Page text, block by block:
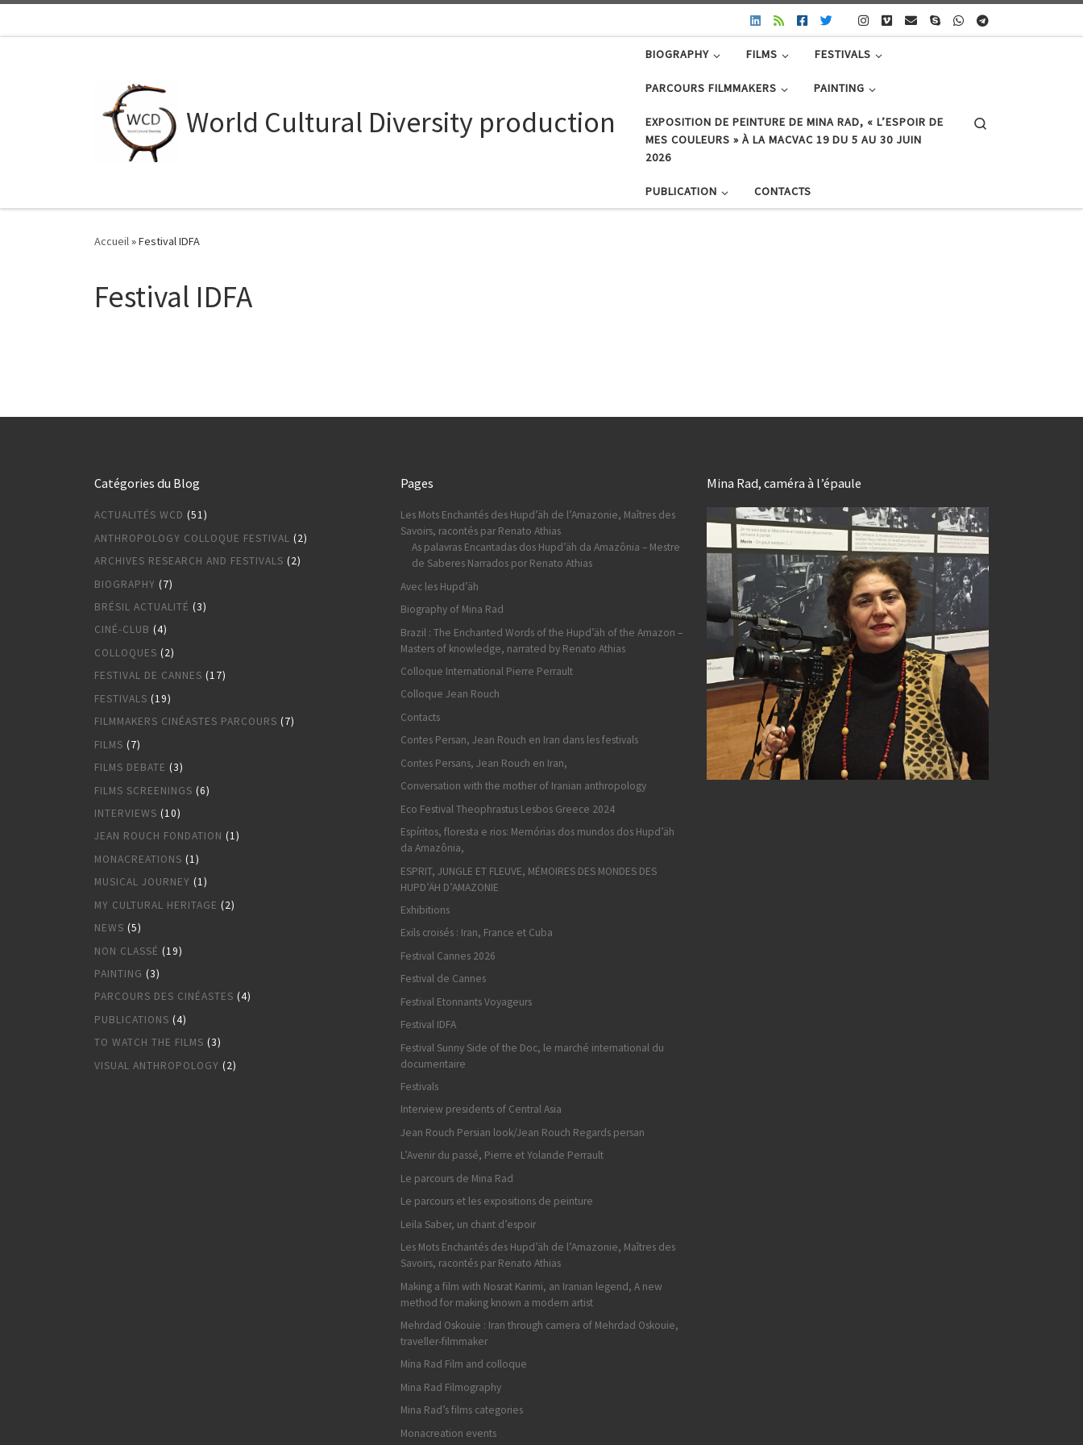
World Cultural Diversity production
BIOGRAPHY FILMS FESTIVALS
PARCOURS FILMMAKERS PAINTING
EXPOSITION DE PEINTURE DE MINA RAD, « L’ESPOIR DE
MES COULEURS » À LA MACVAC 19 DU 5 AU 30 JUIN
2026
PUBLICATION CONTACTS
Accueil »Festival IDFA
Festival IDFA
Catégories du Blog
ACTUALITÉS WCD (51)
ANTHROPOLOGY COLLOQUE FESTIVAL (2)
ARCHIVES RESEARCH AND FESTIVALS (2)
BIOGRAPHY (7)
BRÉSIL ACTUALITÉ (3)
CINÉ-CLUB (4)
COLLOQUES (2)
FESTIVAL DE CANNES (17)
FESTIVALS (19)
FILMMAKERS CINÉASTES PARCOURS (7)
FILMS (7)
FILMS DEBATE (3)
FILMS SCREENINGS (6)
INTERVIEWS (10)
JEAN ROUCH FONDATION (1)
MONACREATIONS (1)
MUSICAL JOURNEY (1)
MY CULTURAL HERITAGE (2)
NEWS (5)
NON CLASSÉ (19)
PAINTING (3)
PARCOURS DES CINÉASTES (4)
PUBLICATIONS (4)
TO WATCH THE FILMS (3)
VISUAL ANTHROPOLOGY (2)
Pages
Les Mots Enchantés des Hupd’äh de l’Amazonie, Maîtres des
Savoirs, racontés par Renato Athias
As palavras Encantadas dos Hupd’äh da Amazônia – Mestre
de Saberes Narrados por Renato Athias
Avec les Hupd’äh
Biography of Mina Rad
Brazil : The Enchanted Words of the Hupd’äh of the Amazon –
Masters of knowledge, narrated by Renato Athias
Colloque International Pierre Perrault
Colloque Jean Rouch
Contacts
Contes Persan, Jean Rouch en Iran dans les festivals
Contes Persans, Jean Rouch en Iran,
Conversation with the mother of Iranian anthropology
Eco Festival Theophrastus Lesbos Greece 2024
Espíritos, floresta e rios: Memórias dos mundos dos Hupd’äh
da Amazônia,
ESPRIT, JUNGLE ET FLEUVE, MÉMOIRES DES MONDES DES
HUPD’ÄH D’AMAZONIE
Exhibitions
Exils croisés : Iran, France et Cuba
Festival Cannes 2026
Festival de Cannes
Festival Etonnants Voyageurs
Festival IDFA
Festival Sunny Side of the Doc, le marché international du
documentaire
Festivals
Interview presidents of Central Asia
Jean Rouch Persian look/Jean Rouch Regards persan
L’Avenir du passé, Pierre et Yolande Perrault
Le parcours de Mina Rad
Le parcours et les expositions de peinture
Leila Saber, un chant d’espoir
Les Mots Enchantés des Hupd’äh de l’Amazonie, Maîtres des
Savoirs, racontés par Renato Athias
Making a film with Nosrat Karimi, an Iranian legend, A new
method for making known a modern artist
Mehrdad Oskouie : Iran through camera of Mehrdad Oskouie,
traveller-filmmaker
Mina Rad Film and colloque
Mina Rad Filmography
Mina Rad’s films categories
Monacreation events
Mina Rad, caméra à l’épaule